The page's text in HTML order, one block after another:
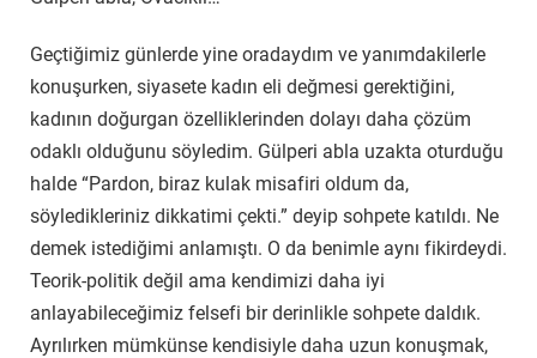
Geçtiğimiz günlerde yine oradaydım ve yanımdakilerle
konuşurken, siyasete kadın eli değmesi gerektiğini,
kadının doğurgan özelliklerinden dolayı daha çözüm
odaklı olduğunu söyledim. Gülperi abla uzakta oturduğu
halde “Pardon, biraz kulak misafiri oldum da,
söyledikleriniz dikkatimi çekti.” deyip sohpete katıldı. Ne
demek istediğimi anlamıştı. O da benimle aynı fikirdeydi.
Teorik-politik değil ama kendimizi daha iyi
anlayabileceğimiz felsefi bir derinlikle sohpete daldık.
Ayrılırken mümkünse kendisiyle daha uzun konuşmak,